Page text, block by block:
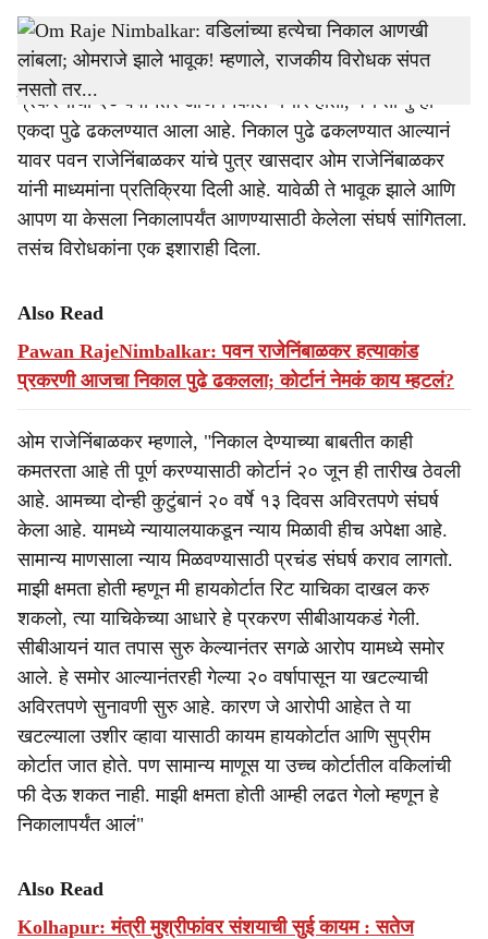
h
a
r
e
Om Raje Nimabalkar_Pawan Raje Nimbalkar
Omprakash Raje Nimbalkar:पवन राजेनिंबाळकर हत्या
प्रकरणाचा २० वर्षानंतर आज निकाल येणार होता, पण तो पुन्हा
एकदा पुढे ढकलण्यात आला आहे. निकाल पुढे ढकलण्यात आल्यानं
यावर पवन राजेनिंबाळकर यांचे पुत्र खासदार ओम राजेनिंबाळकर
यांनी माध्यमांना प्रतिक्रिया दिली आहे. यावेळी ते भावूक झाले आणि
आपण या केसला निकालापर्यंत आणण्यासाठी केलेला संघर्ष सांगितला.
तसंच विरोधकांना एक इशाराही दिला.
Also Read
Pawan RajeNimbalkar: पवन राजेनिंबाळकर हत्याकांड
प्रकरणी आजचा निकाल पुढे ढकलला; कोर्टानं नेमकं काय म्हटलं?
ओम राजेनिंबाळकर म्हणाले, "निकाल देण्याच्या बाबतीत काही
कमतरता आहे ती पूर्ण करण्यासाठी कोर्टानं २० जून ही तारीख ठेवली
आहे. आमच्या दोन्ही कुटुंबानं २० वर्षे १३ दिवस अविरतपणे संघर्ष
केला आहे. यामध्ये न्यायालयाकडून न्याय मिळावी हीच अपेक्षा आहे.
सामान्य माणसाला न्याय मिळवण्यासाठी प्रचंड संघर्ष कराव लागतो.
माझी क्षमता होती म्हणून मी हायकोर्टात रिट याचिका दाखल करु
शकलो, त्या याचिकेच्या आधारे हे प्रकरण सीबीआयकडं गेली.
सीबीआयनं यात तपास सुरु केल्यानंतर सगळे आरोप यामध्ये समोर
आले. हे समोर आल्यानंतरही गेल्या २० वर्षापासून या खटल्याची
अविरतपणे सुनावणी सुरु आहे. कारण जे आरोपी आहेत ते या
खटल्याला उशीर व्हावा यासाठी कायम हायकोर्टात आणि सुप्रीम
कोर्टात जात होते. पण सामान्य माणूस या उच्च कोर्टातील वकिलांची
फी देऊ शकत नाही. माझी क्षमता होती आम्ही लढत गेलो म्हणून हे
निकालापर्यंत आलं"
Also Read
Kolhapur: मंत्री मुश्रीफांवर संशयाची सुई कायम : सतेज